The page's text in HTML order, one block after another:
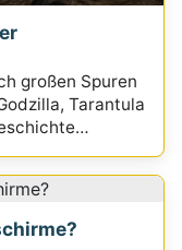
großen Spuren
Tarantula